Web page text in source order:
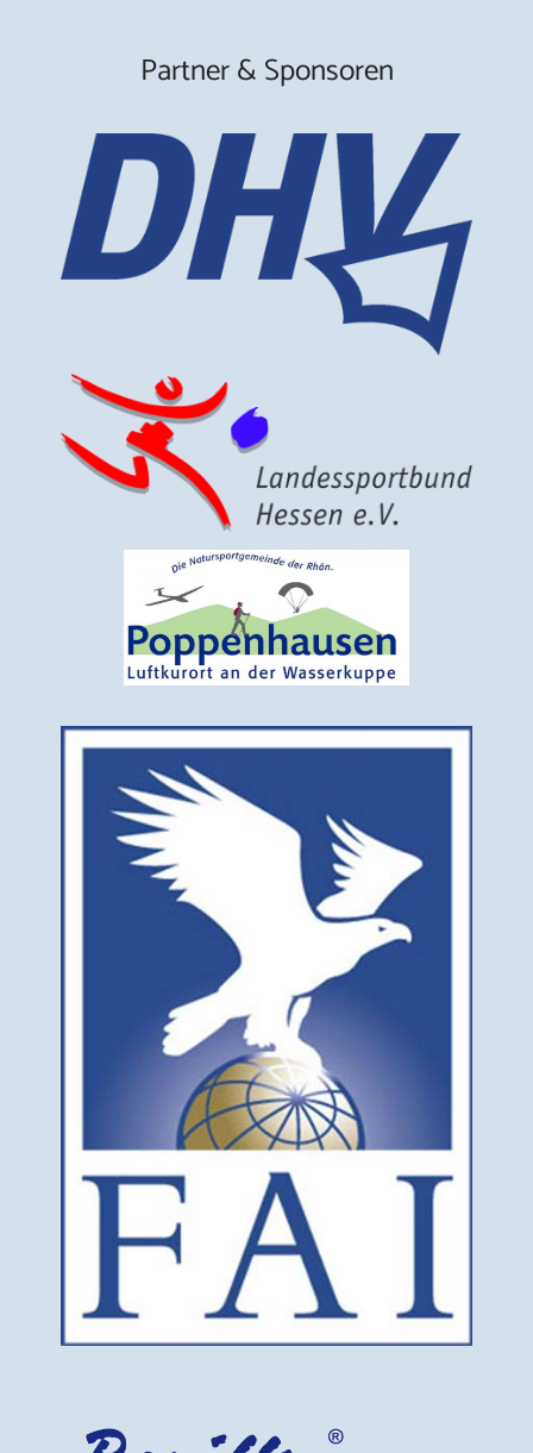
Partner & Sponsoren